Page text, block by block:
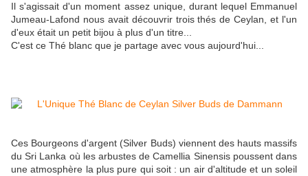
Il s'agissait d'un moment assez unique, durant lequel Emmanuel
Jumeau-Lafond nous avait découvrir trois thés de Ceylan, et l'un
d'eux était un petit bijou à plus d'un titre...
C'est ce Thé blanc que je partage avec vous aujourd'hui...
Ces Bourgeons d'argent (Silver Buds) viennent des hauts massifs
du Sri Lanka où les arbustes de Camellia Sinensis poussent dans
une atmosphère la plus pure qui soit : un air d'altitude et un soleil